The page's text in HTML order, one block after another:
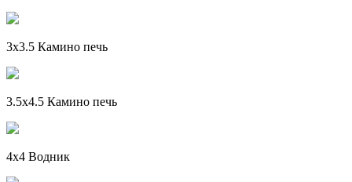
3x3.5 Камино печь
3.5х4.5 Камино печь
4x4 Водник